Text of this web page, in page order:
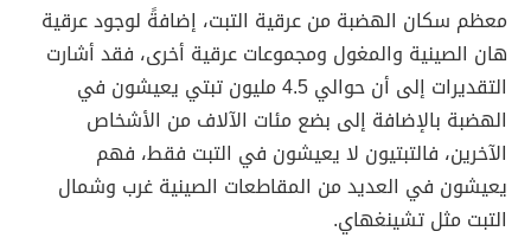
معظم سكان الهضبة من عرقية التبت، إضافةً لوجود عرقية
هان الصينية والمغول ومجموعات عرقية أخرى، فقد أشارت
التقديرات إلى أن حوالي 4.5 مليون تبتي يعيشون في
الهضبة بالإضافة إلى بضع مئات الآلاف من الأشخاص
الآخرين، فالتبتيون لا يعيشون في التبت فقط، فهم
يعيشون في العديد من المقاطعات الصينية غرب وشمال
التبت مثل تشينغهاي.